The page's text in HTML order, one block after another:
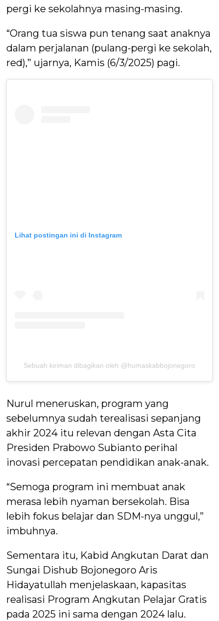
pergi ke sekolahnya masing-masing.
“Orang tua siswa pun tenang saat anaknya
dalam perjalanan (pulang-pergi ke sekolah,
red),” ujarnya, Kamis (6/3/2025) pagi.
Lihat postingan ini di Instagram
Sebuah kiriman dibagikan oleh @humaskabbojonegoro
Nurul meneruskan, program yang
sebelumnya sudah terealisasi sepanjang
akhir 2024 itu relevan dengan Asta Cita
Presiden Prabowo Subianto perihal
inovasi percepatan pendidikan anak-anak.
“Semoga program ini membuat anak
merasa lebih nyaman bersekolah. Bisa
lebih fokus belajar dan SDM-nya unggul,”
imbuhnya.
Sementara itu, Kabid Angkutan Darat dan
Sungai Dishub Bojonegoro Aris
Hidayatullah menjelaskaan, kapasitas
realisasi Program Angkutan Pelajar Gratis
pada 2025 ini sama dengan 2024 lalu.